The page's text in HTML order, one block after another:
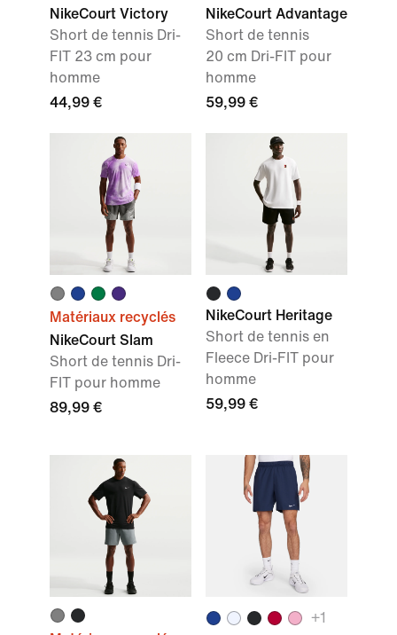
NikeCourt Victory
Short de tennis Dri-
FIT 23 cm pour
homme
44,99 €
NikeCourt Advantage
Short de tennis
20 cm Dri-FIT pour
homme
59,99 €
Matériaux recyclés
NikeCourt Slam
Short de tennis Dri-
FIT pour homme
89,99 €
NikeCourt Heritage
Short de tennis en
Fleece Dri-FIT pour
homme
59,99 €
+1